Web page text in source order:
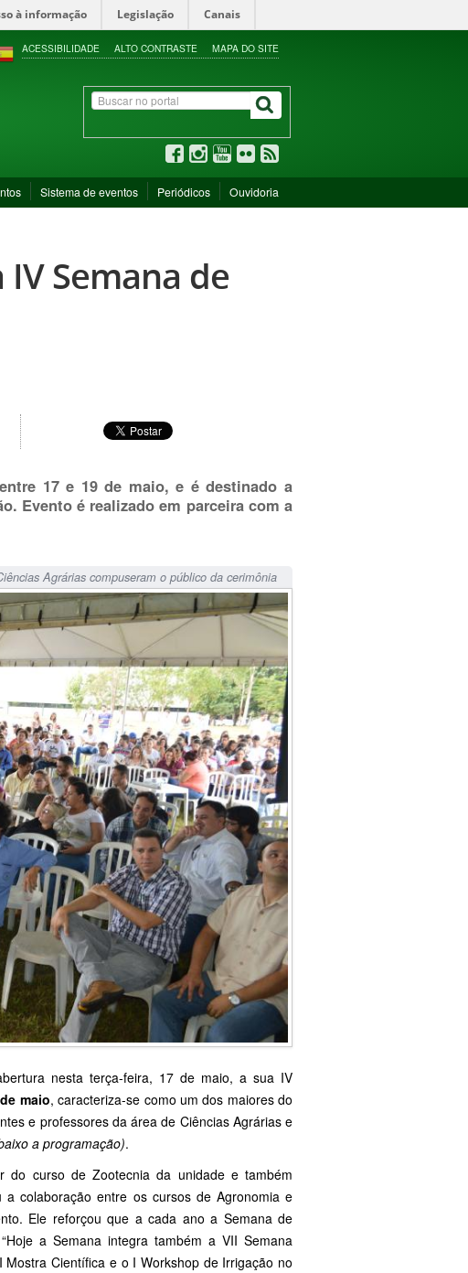
à informação Legislação Canais
ACESSIBILIDADE ALTO CONTRASTE MAPA DO SITE
Sistema de eventos Periódicos Ouvidoria
Semana de
17 e 19 de maio, e é destinado a
Evento é realizado em parceira com a
Agrárias compuseram o público da cerimônia
nesta terça-feira, 17 de maio, a sua IV
maio, caracteriza-se como um dos maiores do
e professores da área de Ciências Agrárias e
a programação).
do curso de Zootecnia da unidade e também
colaboração entre os cursos de Agronomia e
Ele reforçou que a cada ano a Semana de
a Semana integra também a VII Semana
Científica e o I Workshop de Irrigação no